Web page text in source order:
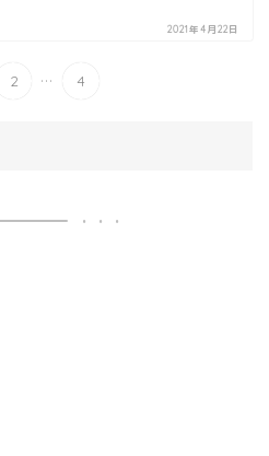
2021年4月22日
2 ... 4